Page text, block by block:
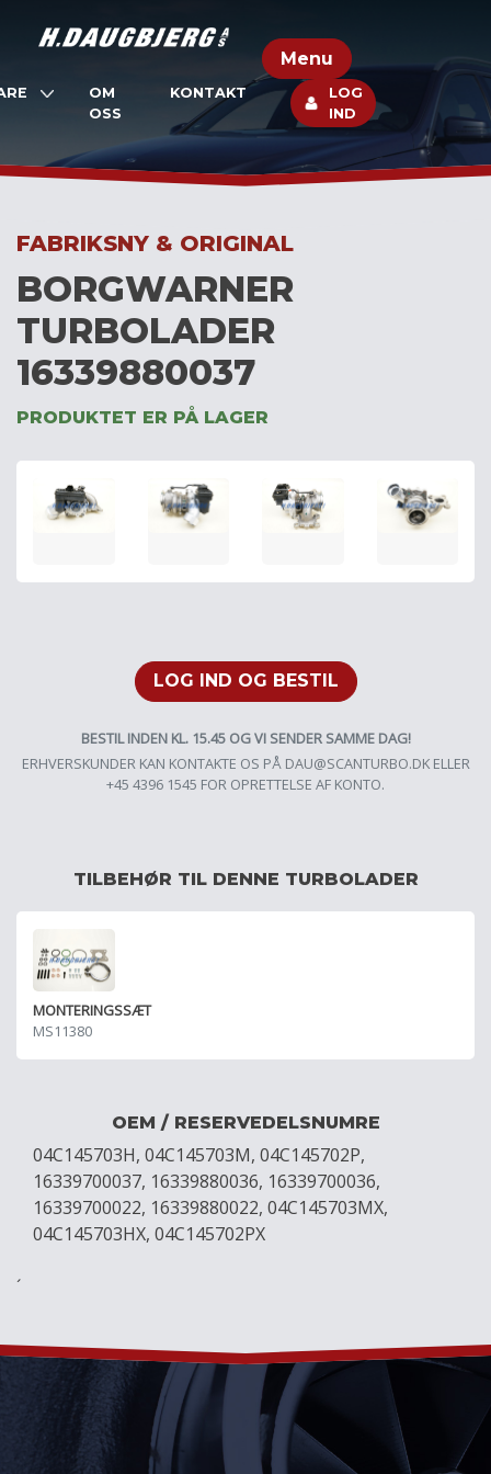
Menu
OM
OSS
KONTAKT
LOG
IND
FABRIKSNY & ORIGINAL
BORGWARNER
TURBOLADER
16339880037
PRODUKTET ER PÅ LAGER
LOG IND OG BESTIL
BESTIL INDEN KL. 15.45 OG VI SENDER SAMME DAG!
ERHVERSKUNDER KAN KONTAKTE OS PÅ DAU@SCANTURBO.DKELLER
+45 4396 1545 FOR OPRETTELSE AF KONTO.
TILBEHØR TIL DENNE TURBOLADER
MONTERINGSSÆT
MS11380
OEM / RESERVEDELSNUMRE
04C145703H, 04C145703M, 04C145702P,
16339700037, 16339880036, 16339700036,
16339700022, 16339880022, 04C145703MX,
04C145703HX, 04C145702PX
´